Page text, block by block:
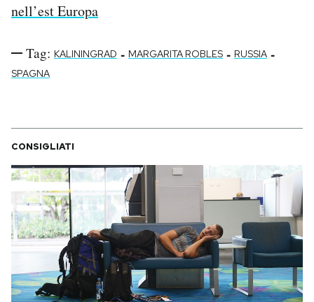
nell’est Europa
Tag: KALININGRAD - MARGARITA ROBLES - RUSSIA -
SPAGNA
CONSIGLIATI